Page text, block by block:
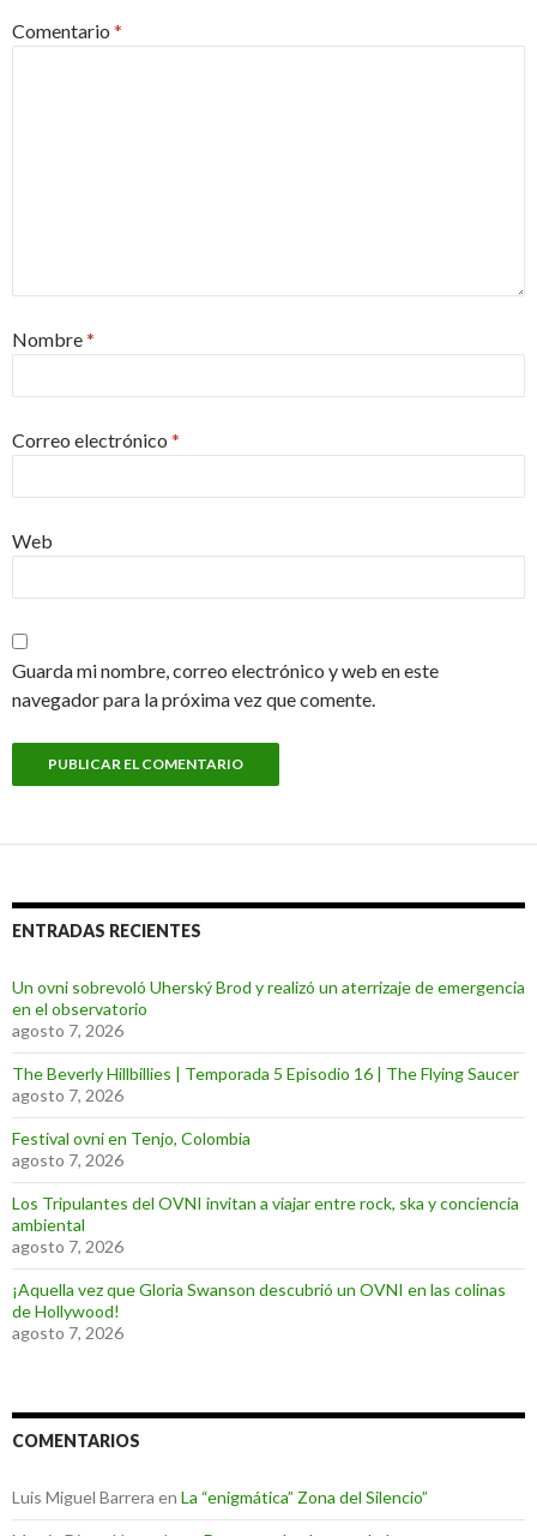
Comentario *
Nombre*
Correo electrónico *
Web
Guarda mi nombre, correo electrónico y web en este
navegador para la próxima vez que comente.
ENTRADAS RECIENTES
Un ovni sobrevoló Uherský Brod y realizó un aterrizaje de emergencia
en el observatorio
agosto 7, 2026
The Beverly Hillbillies | Temporada 5 Episodio 16 | The Flying Saucer
agosto 7, 2026
Festival ovni en Tenjo, Colombia
agosto 7, 2026
Los Tripulantes del OVNI invitan a viajar entre rock, ska y conciencia
ambiental
agosto 7, 2026
¡Aquella vez que Gloria Swanson descubrió un OVNI en las colinas
de Hollywood!
agosto 7, 2026
COMENTARIOS
Luis Miguel Barrera en La “enigmática” Zona del Silencio”